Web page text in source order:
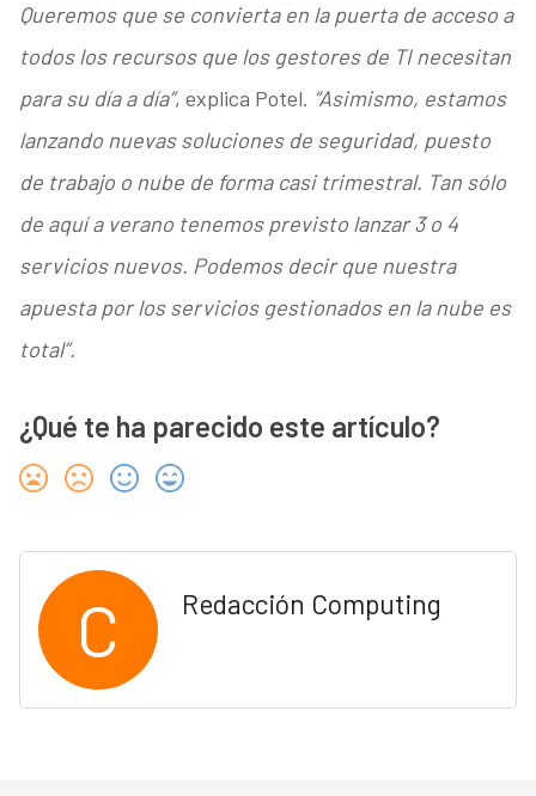
Queremos que se convierta en la puerta de acceso a
todos los recursos que los gestores de TI necesitan
para su día a día”, explica Potel. “Asimismo, estamos
lanzando nuevas soluciones de seguridad, puesto
de trabajo o nube de forma casi trimestral. Tan sólo
de aquí a verano tenemos previsto lanzar 3 o 4
servicios nuevos. Podemos decir que nuestra
apuesta por los servicios gestionados en la nube es
total”.
¿Qué te ha parecido este artículo?
C Redacción Computing